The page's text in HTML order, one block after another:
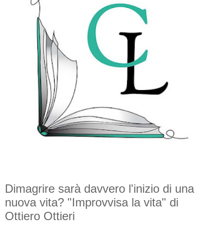
Dimagrire sarà davvero l'inizio di una
nuova vita? "Improvvisa la vita" di
Ottiero Ottieri